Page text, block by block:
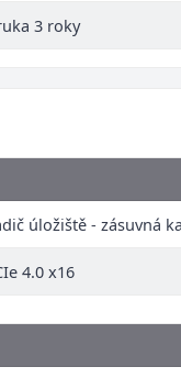
3 roky
úložiště - zásuvná
4.0 x16